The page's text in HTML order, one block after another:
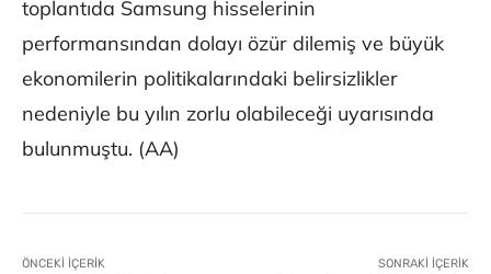
toplantıda Samsung hisselerinin
performansından dolayı özür dilemiş ve büyük
ekonomilerin politikalarındaki belirsizlikler
nedeniyle bu yılın zorlu olabileceği uyarısında
bulunmuştu. (AA)
ÖNCEKI İÇERIK SONRAKI İÇERIK